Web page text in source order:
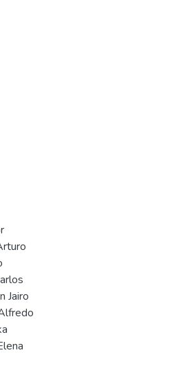
Jairo